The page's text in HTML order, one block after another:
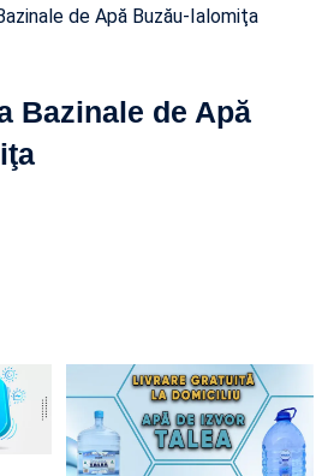
de Apă Buzău-Ialomiţa
Bazinale de Apă